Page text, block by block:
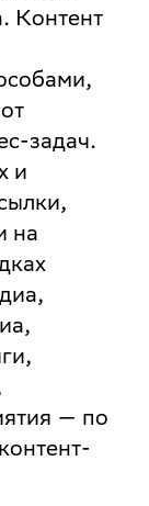
Контент
задач.
и
на
— по